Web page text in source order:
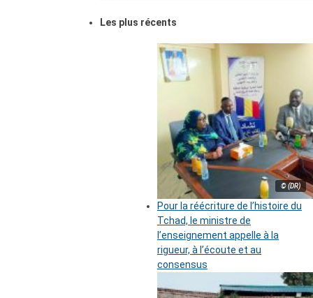
Les plus récents
© (DR)
Pour la réécriture de l’histoire du
Tchad, le ministre de
l’enseignement appelle à la
rigueur, à l’écoute et au
consensus